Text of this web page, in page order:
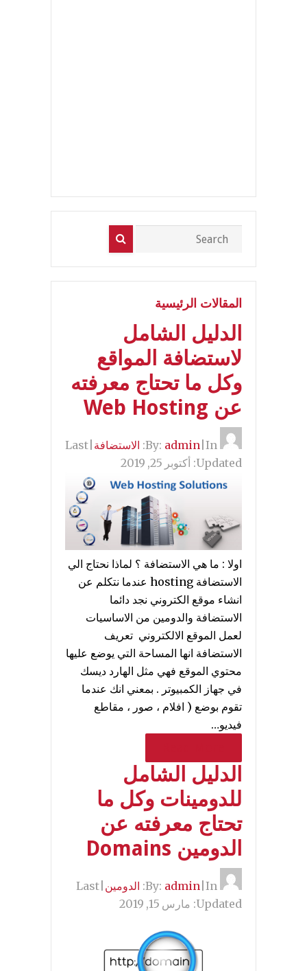
المقالات الرئيسية
الدليل الشامل
لاستضافة المواقع
وكل ما تحتاج معرفته
عن Web Hosting
admin In: الاستضافة Last
Updated: أكتوبر 25, 2019
اولا : ما هي الاستضافة ؟ لماذا نحتاج الي
الاستضافة hosting عندما نتكلم عن
انشاء موقع الكتروني نجد دائما
الاستضافة والدومين من الاساسيات
لعمل الموقع الالكتروني تعريف
الاستضافة انها المساحة التي يوضع عليها
محتوي الموقع فهي مثل الهارد ديسك
في جهاز الكمبيوتر . بمعني انك عندما
تقوم بوضع ( افلام ، صور ، مقاطع
فيديو…
الدليل الشامل
للدومينات وكل ما
تحتاج معرفته عن
الدومين Domains
admin In: الدومين Last
Updated: مارس 15, 2019